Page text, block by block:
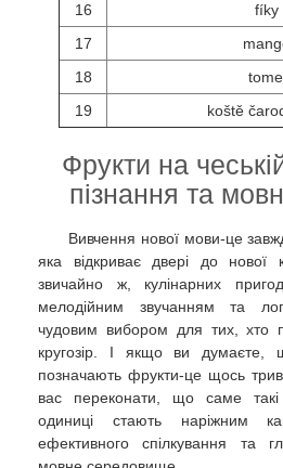
16
fíky
17
18
19
koště
Фрукти на
пізнання та
Вивчення нової мови-це
яка відкриває двері до нової
звичайно ж, кулінарних
мелодійним звучанням та
чудовим вибором для тих, хто
кругозір. І якщо ви думаєте,
позначають фрукти-це щось
вас переконати, що саме такі
одиниці стають наріжним
ефективного спілкування та